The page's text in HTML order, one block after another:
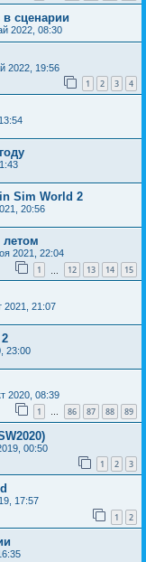
сценарии
2022, 08:30
2022, 19:56
1 2 3 4
Sim World 2
20:56
летом
2021, 22:04
1 12 13 14 15
2021, 21:07
23:00
2020, 08:39
1 … 86 87 88 89
00:50
1 2 3
17:57
1 2